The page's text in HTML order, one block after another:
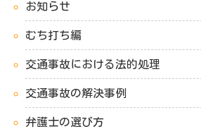
お知らせ
むち打ち編
交通事故における法的処理
交通事故の解決事例
弁護士の選び方